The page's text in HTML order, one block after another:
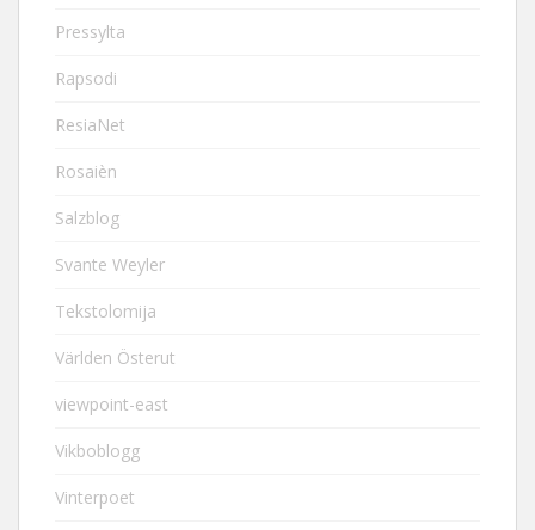
Pressylta
Rapsodi
ResiaNet
Rosaièn
Salzblog
Svante Weyler
Tekstolomija
Världen Österut
viewpoint-east
Vikboblogg
Vinterpoet